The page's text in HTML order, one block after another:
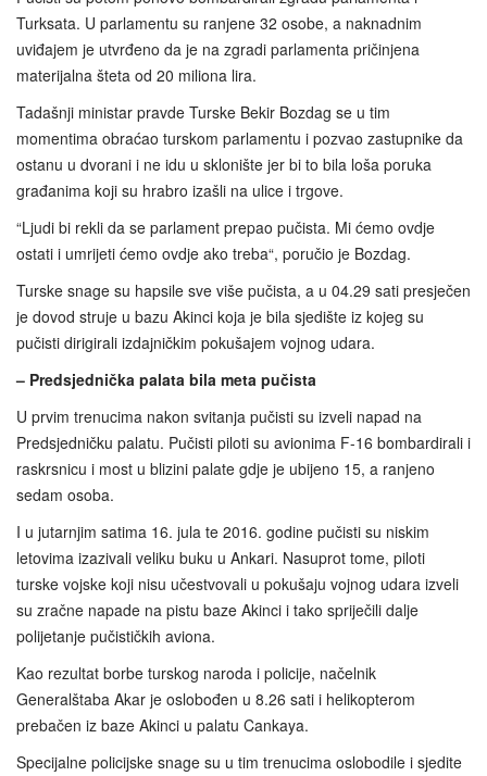
Turksata. U parlamentu su ranjene 32 osobe, a naknadnim
uviđajem je utvrđeno da je na zgradi parlamenta pričinjena
materijalna šteta od 20 miliona lira.
Tadašnji ministar pravde Turske Bekir Bozdag se u tim
momentima obraćao turskom parlamentu i pozvao zastupnike da
ostanu u dvorani i ne idu u sklonište jer bi to bila loša poruka
građanima koji su hrabro izašli na ulice i trgove.
“Ljudi bi rekli da se parlament prepao pučista. Mi ćemo ovdje
ostati i umrijeti ćemo ovdje ako treba“, poručio je Bozdag.
Turske snage su hapsile sve više pučista, a u 04.29 sati presječen
je dovod struje u bazu Akinci koja je bila sjedište iz kojeg su
pučisti dirigirali izdajničkim pokušajem vojnog udara.
– Predsjednička palata bila meta pučista
U prvim trenucima nakon svitanja pučisti su izveli napad na
Predsjedničku palatu. Pučisti piloti su avionima F-16 bombardirali i
raskrsnicu i most u blizini palate gdje je ubijeno 15, a ranjeno
sedam osoba.
I u jutarnjim satima 16. jula te 2016. godine pučisti su niskim
letovima izazivali veliku buku u Ankari. Nasuprot tome, piloti
turske vojske koji nisu učestvovali u pokušaju vojnog udara izveli
su zračne napade na pistu baze Akinci i tako spriječili dalje
polijetanje pučističkih aviona.
Kao rezultat borbe turskog naroda i policije, načelnik
Generalštaba Akar je oslobođen u 8.26 sati i helikopterom
prebačen iz baze Akinci u palatu Cankaya.
Specijalne policijske snage su u tim trenucima oslobodile i sjedite